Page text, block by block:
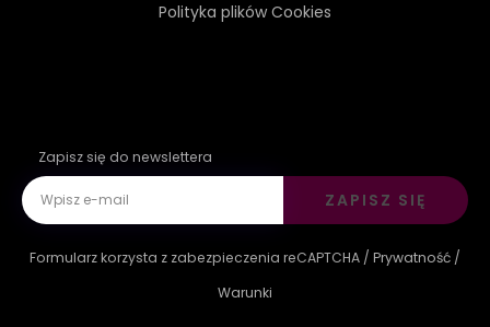
Polityka plików Cookies
Zapisz się do newslettera
ZAPISZ SIĘ
Formularz korzysta z zabezpieczenia reCAPTCHA / Prywatność /
Warunki